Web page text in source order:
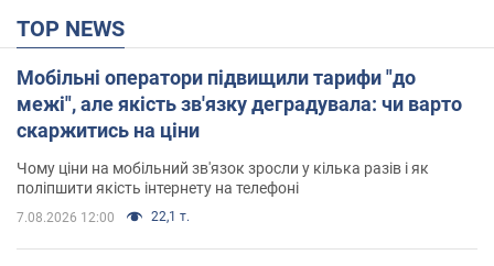
TOP NEWS
Мобільні оператори підвищили тарифи "до
межі", але якість зв'язку деградувала: чи варто
скаржитись на ціни
Чому ціни на мобільний зв'язок зросли у кілька разів і як
поліпшити якість інтернету на телефоні
7.08.2026 12:00 22,1 т.